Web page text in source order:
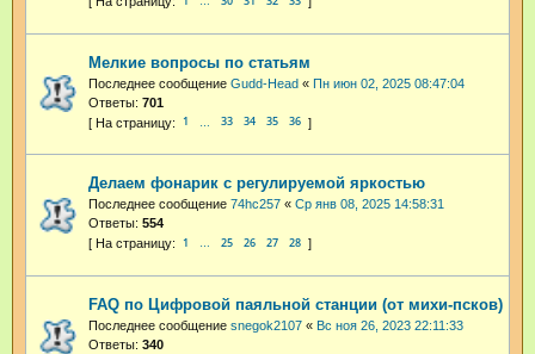
Мелкие вопросы по статьям
Последнее сообщение Gudd-Head « Пн июн 02, 2025 08:47:04
Ответы: 701
1 33 34 35 36
Делаем фонарик с регулируемой яркостью
Последнее сообщение 74hc257 « Ср янв 08, 2025 14:58:31
Ответы: 554
1 … 25 26 27 28
FAQ по Цифровой паяльной станции (от михи-псков)
Последнее сообщение snegok2107 « Вс ноя 26, 2023 22:11:33
Ответы: 340